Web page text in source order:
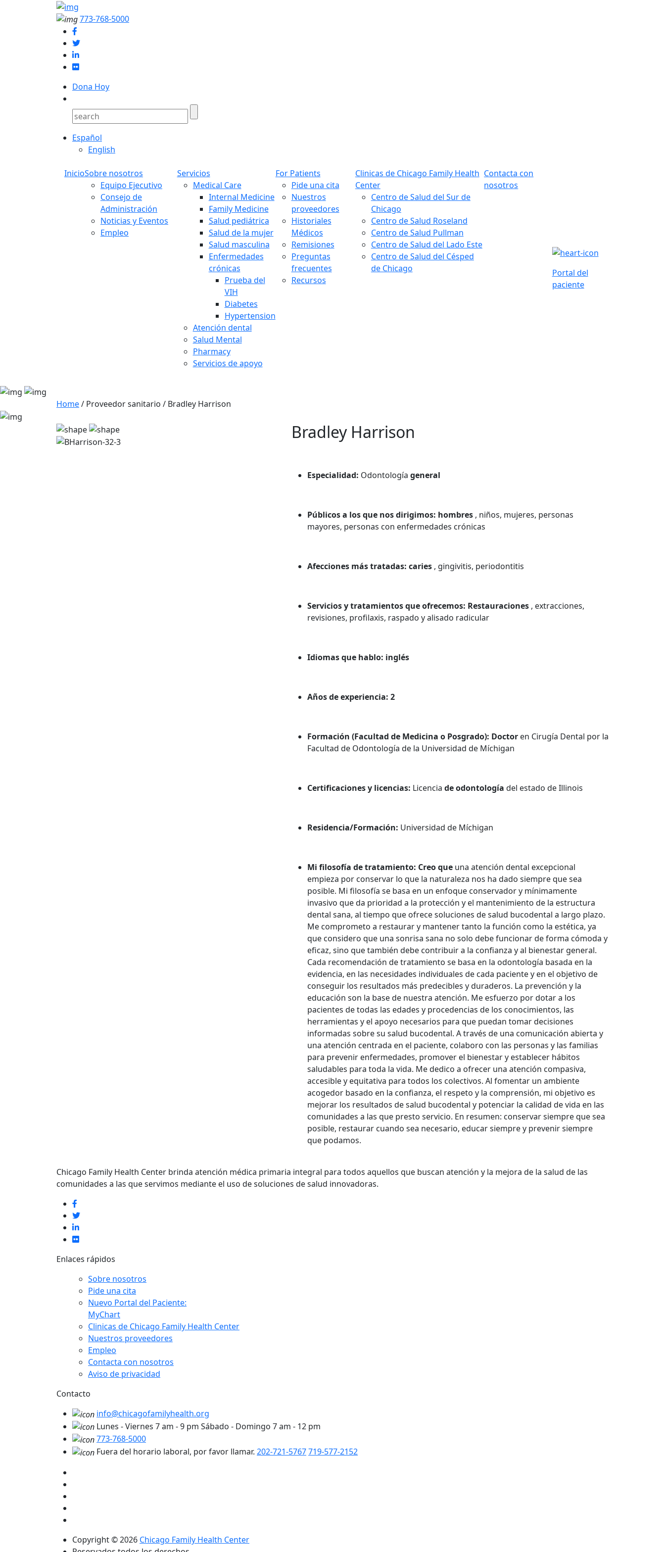
773-768-5000
Dona Hoy
Español
English
InicioSobre nosotros
Equipo Ejecutivo
Consejo de
Administración
Noticias y Eventos
Empleo
Servicios
Medical Care
Internal Medicine
Family Medicine
Salud pediátrica
Salud de la mujer
Salud masculina
Enfermedades
crónicas
Prueba del
VIH
Diabetes
Hypertension
Atención dental
Salud Mental
Pharmacy
Servicios de apoyo
For Patients
Pide una cita
Nuestros
proveedores
Historiales
Médicos
Remisiones
Preguntas
frecuentes
Recursos
Clinicas de Chicago Family Health
Center
Centro de Salud del Sur de
Chicago
Centro de Salud Roseland
Centro de Salud Pullman
Centro de Salud del Lado Este
Centro de Salud del Césped
de Chicago
Contacta con
nosotros
Portal del
paciente
Home/ Proveedor sanitario / Bradley Harrison
Bradley Harrison
Especialidad: Odontología general
Públicos a los que nos dirigimos: hombres , niños, mujeres, personas
mayores, personas con enfermedades crónicas
Afecciones más tratadas: caries , gingivitis, periodontitis
Servicios y tratamientos que ofrecemos: Restauraciones , extracciones,
revisiones, profilaxis, raspado y alisado radicular
Idiomas que hablo: inglés
Años de experiencia: 2
Formación (Facultad de Medicina o Posgrado): Doctor en Cirugía Dental por la
Facultad de Odontología de la Universidad de Míchigan
Certificaciones y licencias: Licencia de odontología del estado de Illinois
Residencia/Formación: Universidad de Míchigan
Mi filosofía de tratamiento: Creo que una atención dental excepcional
empieza por conservar lo que la naturaleza nos ha dado siempre que sea
posible. Mi filosofía se basa en un enfoque conservador y mínimamente
invasivo que da prioridad a la protección y el mantenimiento de la estructura
dental sana, al tiempo que ofrece soluciones de salud bucodental a largo plazo.
Me comprometo a restaurar y mantener tanto la función como la estética, ya
que considero que una sonrisa sana no solo debe funcionar de forma cómoda y
eficaz, sino que también debe contribuir a la confianza y al bienestar general.
Cada recomendación de tratamiento se basa en la odontología basada en la
evidencia, en las necesidades individuales de cada paciente y en el objetivo de
conseguir los resultados más predecibles y duraderos. La prevención y la
educación son la base de nuestra atención. Me esfuerzo por dotar a los
pacientes de todas las edades y procedencias de los conocimientos, las
herramientas y el apoyo necesarios para que puedan tomar decisiones
informadas sobre su salud bucodental. A través de una comunicación abierta y
una atención centrada en el paciente, colaboro con las personas y las familias
para prevenir enfermedades, promover el bienestar y establecer hábitos
saludables para toda la vida. Me dedico a ofrecer una atención compasiva,
accesible y equitativa para todos los colectivos. Al fomentar un ambiente
acogedor basado en la confianza, el respeto y la comprensión, mi objetivo es
mejorar los resultados de salud bucodental y potenciar la calidad de vida en las
comunidades a las que presto servicio. En resumen: conservar siempre que sea
posible, restaurar cuando sea necesario, educar siempre y prevenir siempre
que podamos.
Chicago Family Health Center brinda atención médica primaria integral para todos aquellos que buscan atención y la mejora de la salud de las
comunidades a las que servimos mediante el uso de soluciones de salud innovadoras.
Enlaces rápidos
Sobre nosotros
Pide una cita
Nuevo Portal del Paciente:
MyChart
Clinicas de Chicago Family Health Center
Nuestros proveedores
Empleo
Contacta con nosotros
Aviso de privacidad
Contacto
info@chicagofamilyhealth.org
Lunes - Viernes 7 am - 9 pm Sábado - Domingo 7 am - 12 pm
773-768-5000
Fuera del horario laboral, por favor llamar. 202-721-5767719-577-2152
Copyright © 2026 Chicago Family Health Center